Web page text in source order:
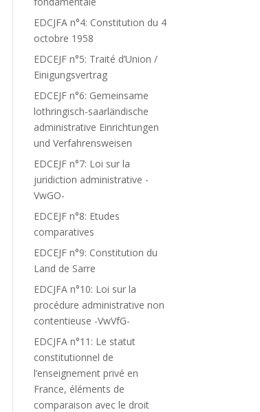
EDCJFA n°4: Constitution du 4
octobre 1958
EDCEJF n°5: Traité d’Union /
Einigungsvertrag
EDCEJF n°6: Gemeinsame
lothringisch-saarländische
administrative Einrichtungen
und Verfahrensweisen
EDCEJF n°7: Loi sur la
juridiction administrative -
VwGO-
EDCEJF n°8: Etudes
comparatives
EDCEJF n°9: Constitution du
Land de Sarre
EDCJFA n°10: Loi sur la
procédure administrative non
contentieuse -VwVfG-
EDCJFA n°11: Le statut
constitutionnel de
l’enseignement privé en
France, éléments de
comparaison avec le droit